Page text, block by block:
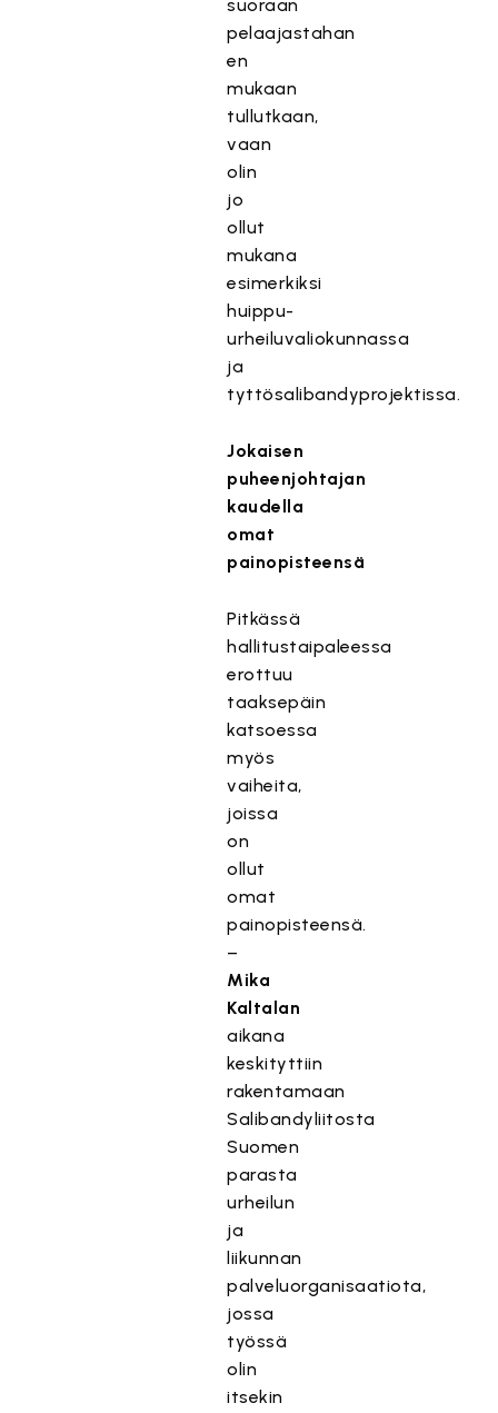
suoraan
pelaajastahan
en
mukaan
tullutkaan,
vaan
olin
jo
ollut
mukana
esimerkiksi
huippu-
urheiluvaliokunnassa
ja
tyttösalibandyprojektissa.
Jokaisen
puheenjohtajan
kaudella
omat
painopisteensä
Pitkässä
hallitustaipaleessa
erottuu
taaksepäin
katsoessa
myös
vaiheita,
joissa
on
ollut
omat
painopisteensä.
–
Mika
Kaltalan
aikana
keskityttiin
rakentamaan
Salibandyliitosta
Suomen
parasta
urheilun
ja
liikunnan
palveluorganisaatiota,
jossa
työssä
olin
itsekin